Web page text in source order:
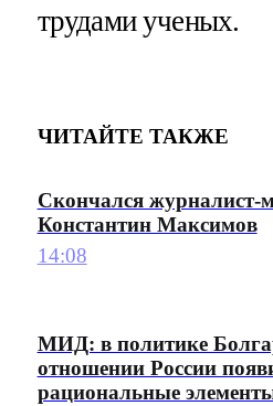
трудами ученых.
ЧИТАЙТЕ ТАКЖЕ
Скончался журналист-
Константин Максимов
14:08
МИД: в политике
отношении России
рациональные